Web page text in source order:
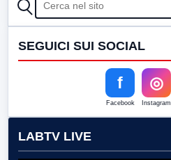
SEGUICI SUI SOCIAL
f
Facebook
◎
Instagram
LABTV LIVE